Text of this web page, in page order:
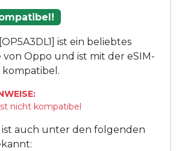
ist ein beliebtes
Oppo und ist mit der eSIM-
nicht kompatibel
ist auch unter den folgenden